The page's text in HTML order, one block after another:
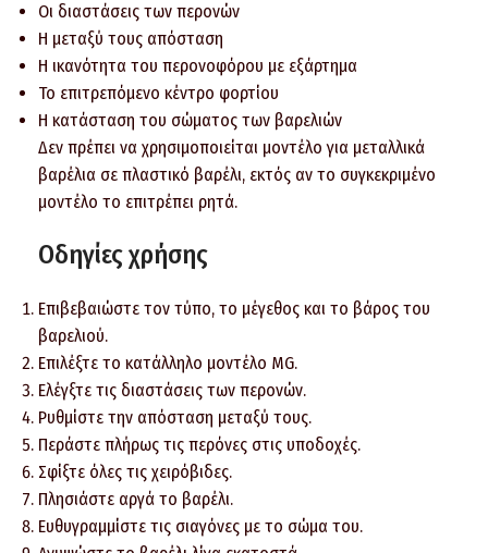
Οι διαστάσεις των περονών
Η μεταξύ τους απόσταση
Η ικανότητα του περονοφόρου με εξάρτημα
Το επιτρεπόμενο κέντρο φορτίου
Η κατάσταση του σώματος των βαρελιών
Δεν πρέπει να χρησιμοποιείται μοντέλο για μεταλλικά
βαρέλια σε πλαστικό βαρέλι, εκτός αν το συγκεκριμένο
μοντέλο το επιτρέπει ρητά.
Οδηγίες χρήσης
Επιβεβαιώστε τον τύπο, το μέγεθος και το βάρος του
βαρελιού.
Επιλέξτε το κατάλληλο μοντέλο MG.
Ελέγξτε τις διαστάσεις των περονών.
Ρυθμίστε την απόσταση μεταξύ τους.
Περάστε πλήρως τις περόνες στις υποδοχές.
Σφίξτε όλες τις χειρόβιδες.
Πλησιάστε αργά το βαρέλι.
Ευθυγραμμίστε τις σιαγόνες με το σώμα του.